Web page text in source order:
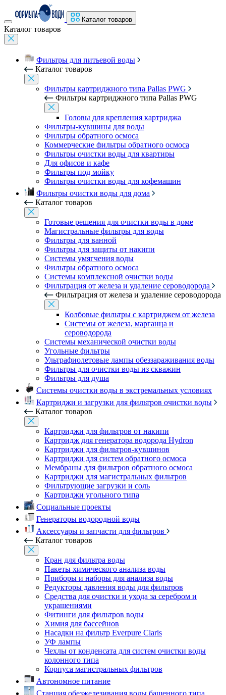
Каталог товаров
Каталог товаров
Фильтры для питьевой воды
Каталог товаров
Фильтры картриджного типа Pallas PWG
Фильтры картриджного типа Pallas PWG
Головы для крепления картриджа
Фильтры-кувшины для воды
Фильтры обратного осмоса
Коммерческие фильтры обратного осмоса
Фильтры очистки воды для квартиры
Для офисов и кафе
Фильтры под мойку
Фильтры очистки воды для кофемашин
Фильтры очистки воды для дома
Каталог товаров
Готовые решения для очистки воды в доме
Магистральные фильтры для воды
Фильтры для ванной
Фильтры для защиты от накипи
Системы умягчения воды
Фильтры обратного осмоса
Системы комплексной очистки воды
Фильтрация от железа и удаление сероводорода
Фильтрация от железа и удаление сероводорода
Колбовые фильтры с картриджем от железа
Системы от железа, марганца и
сероводорода
Системы механической очистки воды
Угольные фильтры
Ультрафиолетовые лампы обеззараживания воды
Фильтры для очистки воды из скважин
Фильтры для душа
Системы очистки воды в экстремальных условиях
Картриджи и загрузки для фильтров очистки воды
Каталог товаров
Картриджи для фильтров от накипи
Картридж для генератора водорода Hydron
Картриджи для фильтров-кувшинов
Картриджи для систем обратного осмоса
Мембраны для фильтров обратного осмоса
Картриджи для магистральных фильтров
Фильтрующие загрузки и соль
Картриджи угольного типа
Социальные проекты
Генераторы водородной воды
Аксессуары и запчасти для фильтров
Каталог товаров
Кран для фильтра воды
Пакеты химического анализа воды
Приборы и наборы для анализа воды
Редукторы давления воды для фильтров
Средства для очистки и ухода за серебром и
украшениями
Фитинги для фильтров воды
Химия для бассейнов
Насадки на фильтр Everpure Claris
УФ лампы
Чехлы от конденсата для систем очистки воды
колонного типа
Корпуса магистральных фильтров
Автономное питание
Станция обезжелезивания воды башенного типа